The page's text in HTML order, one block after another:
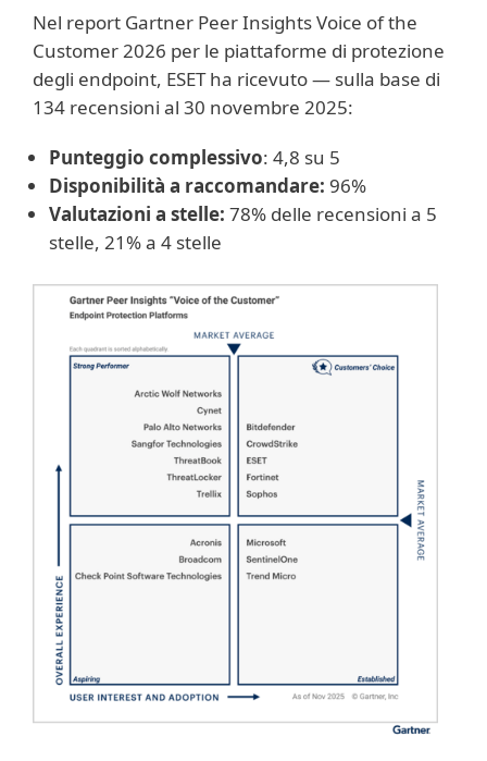
Nel report Gartner Peer Insights Voice of the
Customer 2026 per le piattaforme di protezione
degli endpoint, ESET ha ricevuto — sulla base di
134 recensioni al 30 novembre 2025:
Punteggio complessivo: 4,8 su 5
Disponibilità a raccomandare: 96%
Valutazioni a stelle: 78% delle recensioni a 5
stelle, 21% a 4 stelle